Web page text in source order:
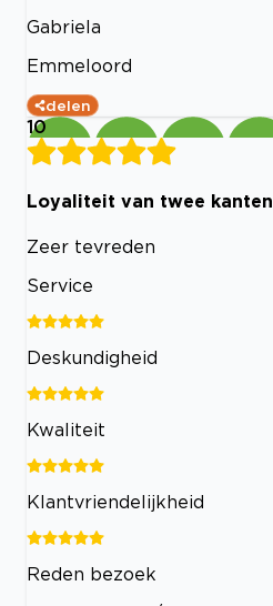
Gabriela
Emmeloord
delen
10
Loyaliteit van twee kanten
Zeer tevreden
Service
Deskundigheid
Kwaliteit
Klantvriendelijkheid
Reden bezoek